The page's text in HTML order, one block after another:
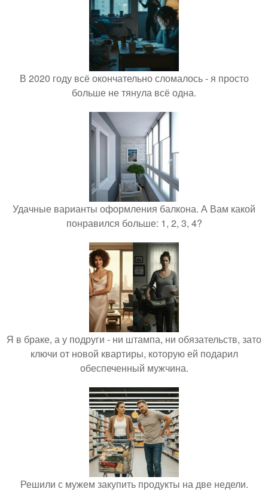
В 2020 году всё окончательно сломалось - я просто
больше не тянула всё одна.
Удачные варианты оформления балкона. А Вам какой
понравился больше: 1, 2, 3, 4?
Я в браке, а у подруги - ни штампа, ни обязательств, зато
ключи от новой квартиры, которую ей подарил
обеспеченный мужчина.
Решили с мужем закупить продукты на две недели.